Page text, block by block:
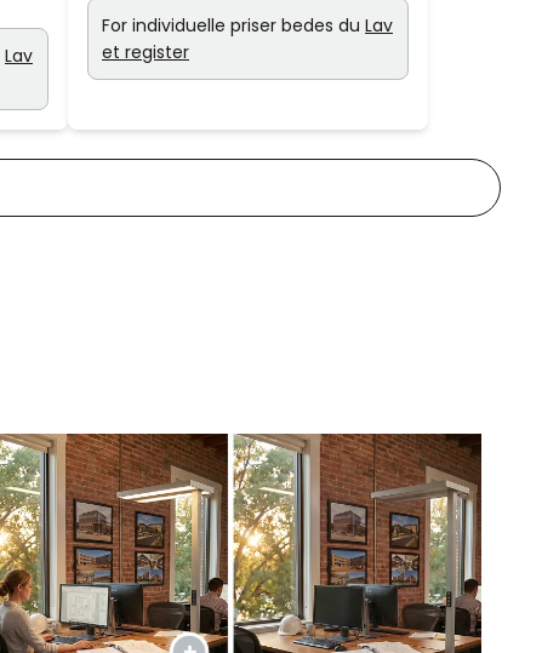
Lav
For individuelle priser bedes du Lav
et register